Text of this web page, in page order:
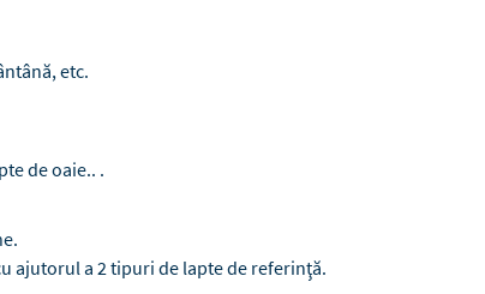
etc.
de oaie.. .
ajutorul a 2 tipuri de lapte de referinţă.